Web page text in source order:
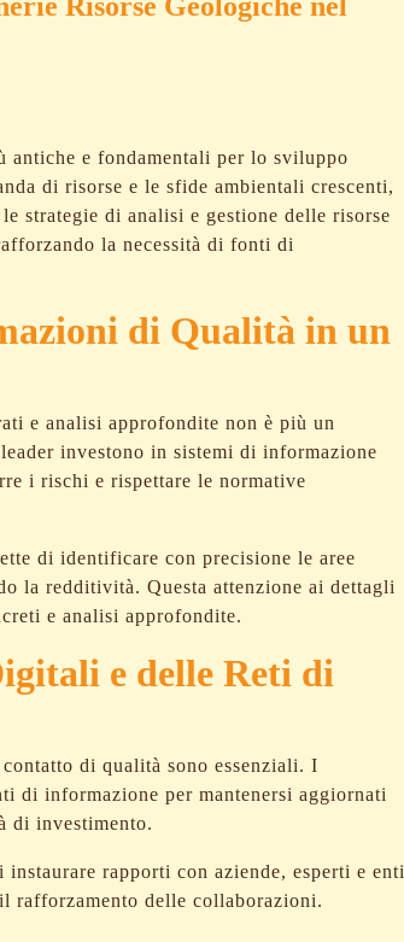
antiche e fondamentali per lo sviluppo
di risorse e le sfide ambientali crescenti,
strategie di analisi e gestione delle risorse
la necessità di fonti di
di Qualità in un
e analisi approfondite non è più un
investono in sistemi di informazione
i rischi e rispettare le normative
di identificare con precisione le aree
la redditività. Questa attenzione ai dettagli
e analisi approfondite.
e delle Reti di
di qualità sono essenziali. I
di informazione per mantenersi aggiornati
di investimento.
rapporti con aziende, esperti e enti
rafforzamento delle collaborazioni.